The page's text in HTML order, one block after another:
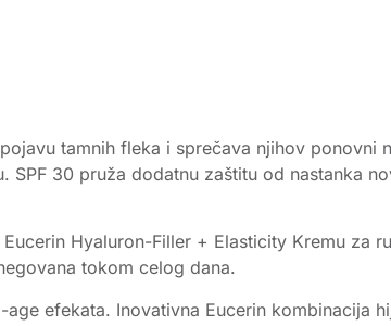
tamnih fleka i sprečava njihov ponovni
30 pruža dodatnu zaštitu od nastanka
Hyaluron-Filler + Elasticity Kremu za
tokom celog dana.
efekata. Inovativna Eucerin kombinacija